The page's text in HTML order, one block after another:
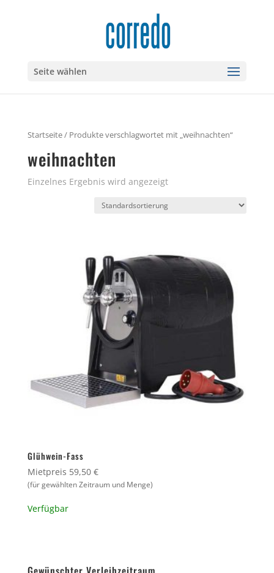
Seite wählen
Startseite/ Produkte verschlagwortet mit „weihnachten“
weihnachten
Einzelnes Ergebnis wird angezeigt
Glühwein-Fass
Mietpreis 59,50 €
(für gewählten Zeitraum und Menge)
Verfügbar